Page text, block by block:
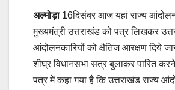
अल्मोड़ा16दिसंबर आज यहां राज्य
मुख्यमंत्री उत्तराखंड को पत्र लिखकर
आंदोलनकारियों को क्षैतिज आरक्षण दिये
शीघ्र विधानसभा सत्र बुलाकर पारित
पत्र में कहा गया है कि उत्तराखंड राज्य